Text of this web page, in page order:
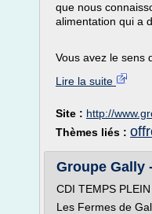
que nous
alimentation qui a
Vous avez le sens
Lire la suite
Site : http://
Thèmes liés :
Groupe Gally
CDI TEMPS PLEIN
Les Fermes de